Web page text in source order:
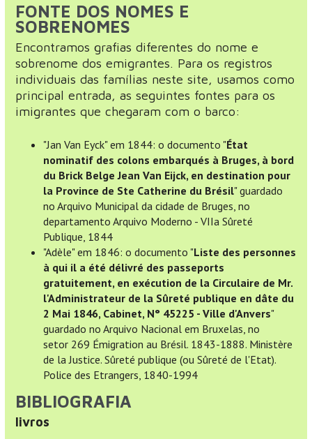
FONTE DOS NOMES E
SOBRENOMES
Encontramos grafias diferentes do nome e
sobrenome dos emigrantes. Para os registros
individuais das famílias neste site, usamos como
principal entrada, as seguintes fontes para os
imigrantes que chegaram com o barco:
"Jan Van Eyck" em 1844: o documento "État
nominatif des colons embarqués à Bruges, à bord
du Brick Belge Jean Van Eijck, en destination pour
la Province de Ste Catherine du Brésil" guardado
no Arquivo Municipal da cidade de Bruges, no
departamento Arquivo Moderno - VIIa Sûreté
Publique, 1844
"Adèle" em 1846: o documento "Liste des personnes
à qui il a été délivré des passeports
gratuitement, en exécution de la Circulaire de Mr.
l'Administrateur de la Sûreté publique en dâte du
2 Mai 1846, Cabinet, N° 45225 - Ville d'Anvers"
guardado no Arquivo Nacional em Bruxelas, no
setor 269 Émigration au Brésil. 1843-1888. Ministère
de la Justice. Sûreté publique (ou Sûreté de l'Etat).
Police des Etrangers, 1840-1994
BIBLIOGRAFIA
livros